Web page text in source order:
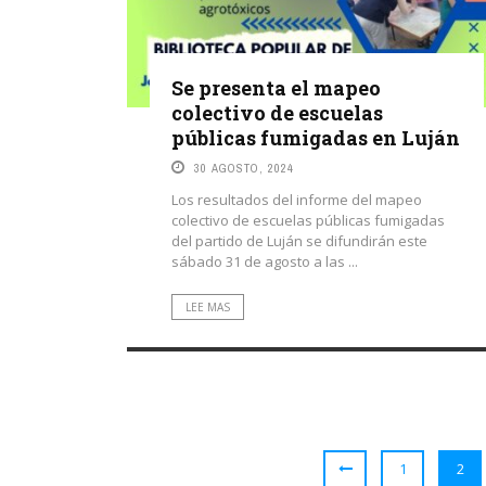
Se presenta el mapeo
colectivo de escuelas
públicas fumigadas en Luján
30 AGOSTO, 2024
Los resultados del informe del mapeo
colectivo de escuelas públicas fumigadas
del partido de Luján se difundirán este
sábado 31 de agosto a las ...
LEE MAS
1 2